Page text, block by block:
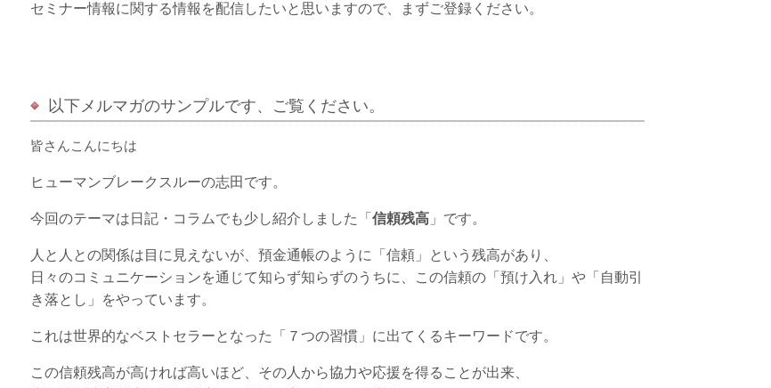
セミナー情報に関する情報を配信したいと思いますので、まずご登録ください。
以下メルマガのサンプルです、ご覧ください。
皆さんこんにちは
ヒューマンブレークスルーの志田です。
今回のテーマは日記・コラムでも少し紹介しました「 信頼残高 」です。
人と人との関係は目に見えないが、預金通帳のように「信頼」という残高があり、
日々のコミュニケーションを通じて知らず知らずのうちに、この信頼の「預け入れ」や「自動引
き落とし」をやっています。
これは世界的なベストセラーとなった「７つの習慣」に出てくるキーワードです。
この信頼残高が高ければ高いほど、その人から協力や応援を得ることが出来、